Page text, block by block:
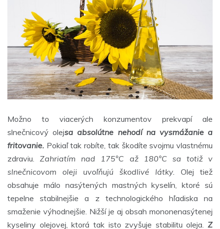
Možno to viacerých konzumentov prekvapí ale
slnečnicový olejsa absolútne nehodí na vysmážanie a
fritovanie. Pokiaľ tak robíte, tak škodíte svojmu vlastnému
zdraviu.Zahriatím nad 175°C až 180°C sa totiž v
slnečnicovom oleji uvoľňujú škodlivé látky. Olej tiež
obsahuje málo nasýtených mastných kyselín, ktoré sú
tepelne stabilnejšie a z technologického hľadiska na
smaženie výhodnejšie. Nižší je aj obsah mononenasýtenej
kyseliny olejovej, ktorá tak isto zvyšuje stabilitu oleja. Z